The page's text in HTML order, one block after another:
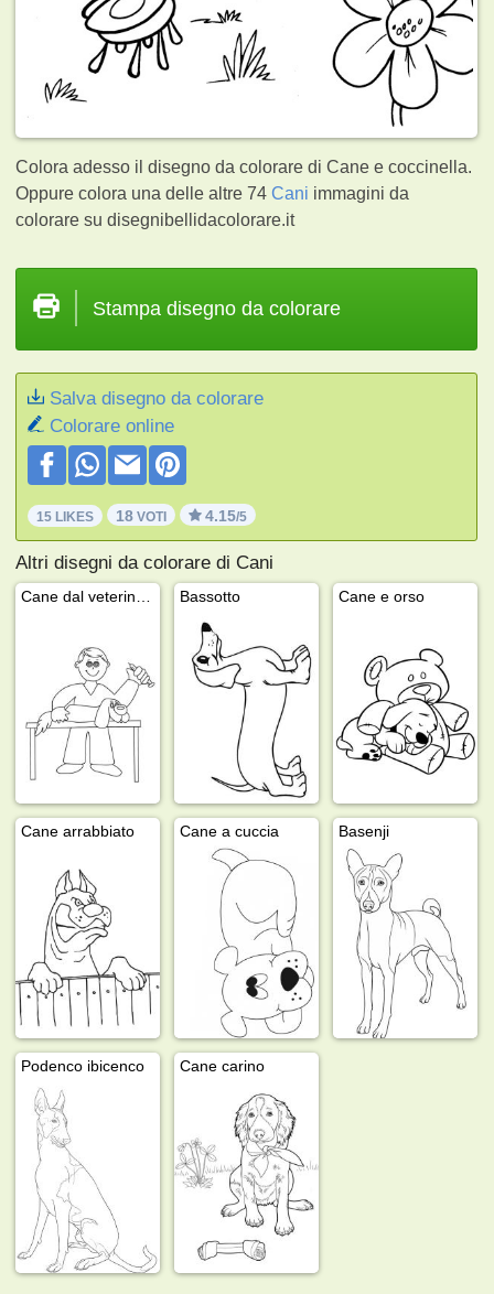
Colora adesso il disegno da colorare di Cane e coccinella.
Oppure colora una delle altre 74Cani immagini da
colorare su disegnibellidacolorare.it
Stampa disegno da colorare
Salva disegno da colorare
Colorare online
15 LIKES 18 VOTI 4.15/5
Altri disegni da colorare di Cani
Bassotto Cane e orso
Cane arrabbiato Cane a cuccia Basenji
Podenco ibicenco Cane carino